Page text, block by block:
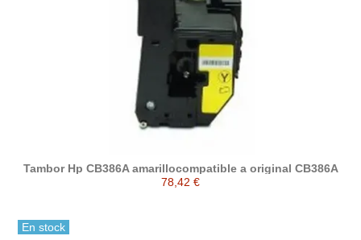
Tambor Hp CB386A amarillocompatible a original CB386A
78,42 €
En stock